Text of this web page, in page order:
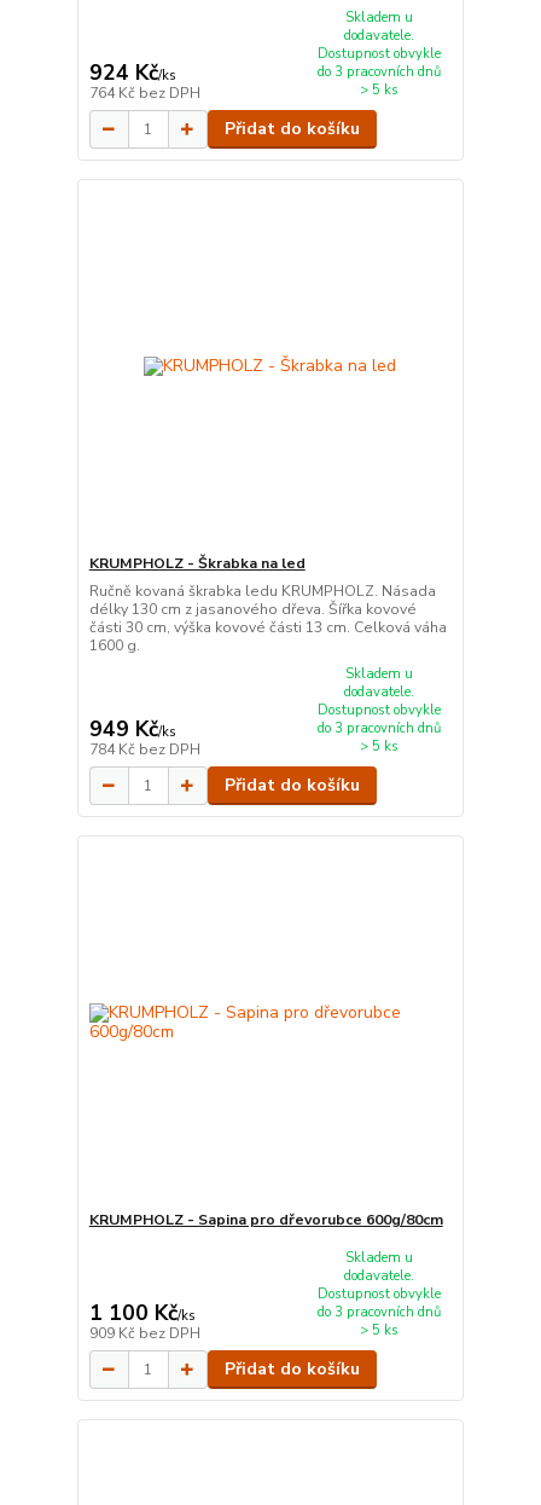
924 Kč/ks
764 Kč bez DPH
Skladem u
dodavatele.
Dostupnost obvykle
do 3 pracovních dnů
> 5 ks
Přidat do košíku
KRUMPHOLZ - Škrabka na led
Ručně kovaná škrabka ledu KRUMPHOLZ. Násada
délky 130 cm z jasanového dřeva. Šířka kovové
části 30 cm, výška kovové části 13 cm. Celková váha
1600 g.
949 Kč/ks
784 Kč bez DPH
Skladem u
dodavatele.
Dostupnost obvykle
do 3 pracovních dnů
> 5 ks
Přidat do košíku
KRUMPHOLZ - Sapina pro dřevorubce 600g/80cm
1 100 Kč/ks
909 Kč bez DPH
Skladem u
dodavatele.
Dostupnost obvykle
do 3 pracovních dnů
> 5 ks
Přidat do košíku